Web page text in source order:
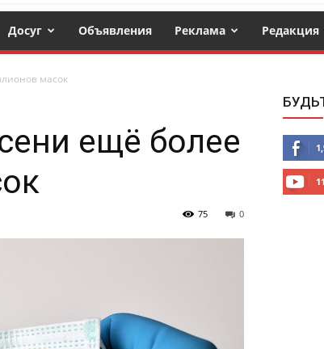
Досуг Объявления Реклама Редакция
масок
ещё более
0
75
11